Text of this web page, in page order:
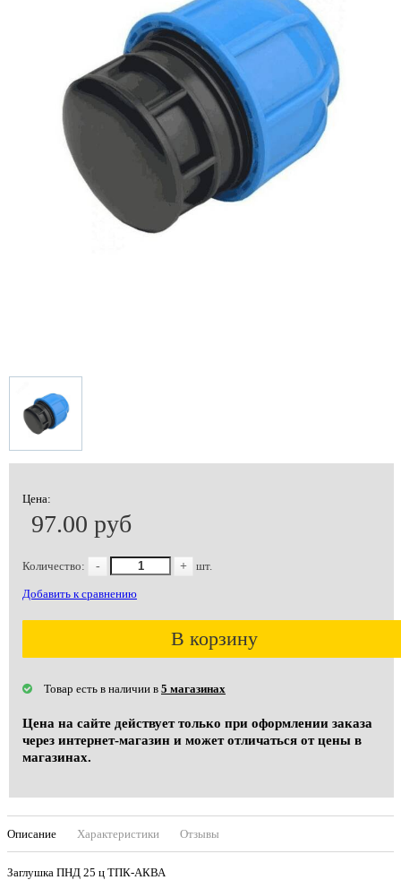
Цена:
97.00 руб
Количество: - + шт.
Добавить к сравнению
В корзину
Товар есть в наличии в 5 магазинах
Цена на сайте действует только при оформлении заказа
через интернет-магазин и может отличаться от цены в
магазинах.
Описание Характеристики Отзывы
Заглушка ПНД 25 ц ТПК-АКВА